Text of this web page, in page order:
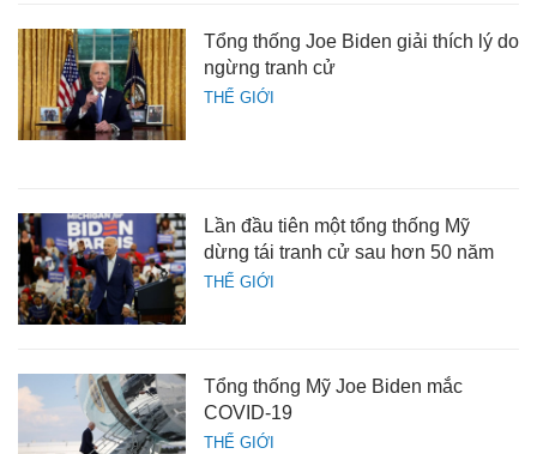
THẾ GIỚI
Tổng thống Joe Biden giải thích lý do
ngừng tranh cử
THẾ GIỚI
Lần đầu tiên một tổng thống Mỹ
dừng tái tranh cử sau hơn 50 năm
THẾ GIỚI
Tổng thống Mỹ Joe Biden mắc
COVID-19